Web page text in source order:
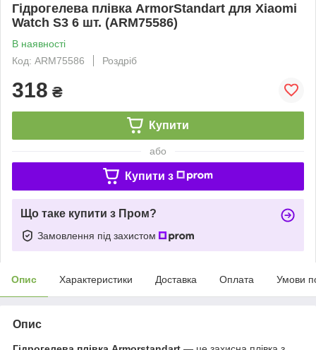
Гідрогелева плівка ArmorStandart для Xiaomi
Watch S3 6 шт. (ARM75586)
В наявності
Код: ARM75586
Роздріб
318 ₴
Купити
або
Купити з
Що таке купити з Пром?
Замовлення під захистом
Опис Характеристики Доставка Оплата Умови
Опис